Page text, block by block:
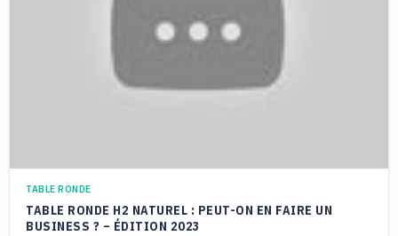
TABLE RONDE
TABLE RONDE H2 NATUREL : PEUT-ON EN FAIRE UN
BUSINESS ? – ÉDITION 2023